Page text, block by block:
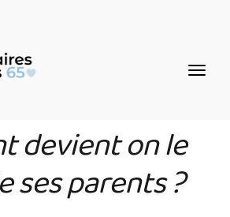
devient on le
ses parents ?